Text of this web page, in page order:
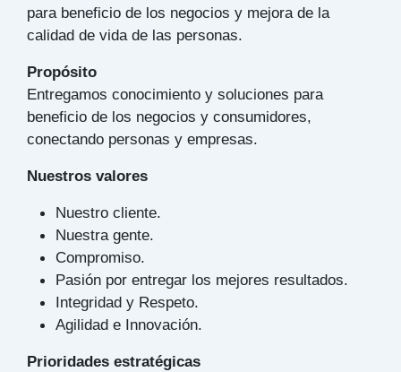
para beneficio de los negocios y mejora de la
calidad de vida de las personas.
Propósito
Entregamos conocimiento y soluciones para
beneficio de los negocios y consumidores,
conectando personas y empresas.
Nuestros valores
Nuestro cliente.
Nuestra gente.
Compromiso.
Pasión por entregar los mejores resultados.
Integridad y Respeto.
Agilidad e Innovación.
Prioridades estratégicas